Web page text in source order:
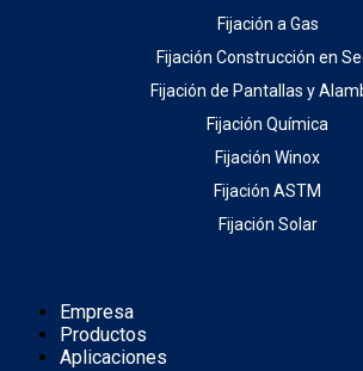
Fijación a Gas
Fijación Construcción en
Fijación de Pantallas y
Fijación Química
Fijación Winox
Fijación ASTM
Fijación Solar
Empresa
Productos
Aplicaciones